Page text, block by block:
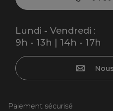
Lundi - Vendredi :
9h - 13h | 14h - 17h
Paiement sécurisé